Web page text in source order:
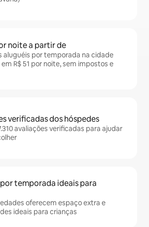
noite a partir de
aluguéis por temporada na cidade
R$ 51 por noite, sem impostos e
verificadas dos hóspedes
avaliações verificadas para ajudar
temporada ideais para
oferecem espaço extra e
ideais para crianças